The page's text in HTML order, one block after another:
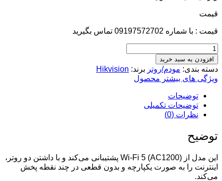
قيمت
قیمت : با شماره 09197572702 تماس بگیرید
افزودن به سبد خرید
دسته بندی: مودم/روتر برند: Hikvision
ویژگی های بیشتر محصول
توضیحات
توضیحات تکمیلی
نظرات (0)
توضیح
این مدل از Wi-Fi 5 (AC1200) پشتیبانی می‌کند و با داشتن دو روتر،
اینترنت را به صورت یکپارچه و بدون قطعی در چند نقطه پخش
می‌کند.